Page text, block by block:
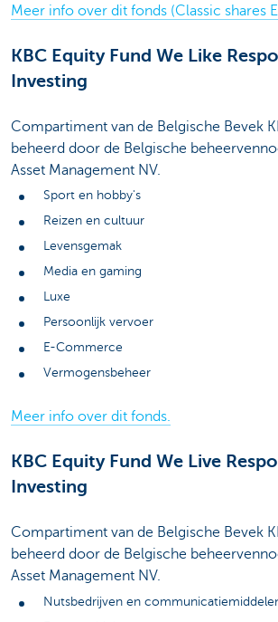
Meer info over dit fonds (Classic shares
KBC Equity Fund We Like
Investing
Compartiment van de Belgische Bevek
beheerd door de Belgische
Asset Management NV.
Sport en hobby's
Reizen en cultuur
Levensgemak
Media en gaming
Luxe
Persoonlijk vervoer
E-Commerce
Vermogensbeheer
Meer info over dit fonds.
KBC Equity Fund We Live
Investing
Compartiment van de Belgische Bevek
beheerd door de Belgische
Asset Management NV.
Nutsbedrijven en